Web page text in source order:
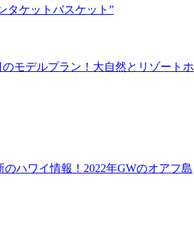
タケットバスケット”
モデルプラン！大自然とリゾートホ
ハワイ情報！2022年GWのオアフ島